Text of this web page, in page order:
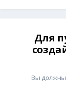
Для
Вы